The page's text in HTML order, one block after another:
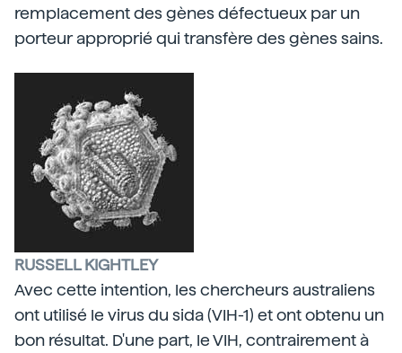
remplacement des gènes défectueux par un
porteur approprié qui transfère des gènes sains.
RUSSELL KIGHTLEY
Avec cette intention, les chercheurs australiens
ont utilisé le virus du sida (VIH-1) et ont obtenu un
bon résultat. D'une part, le VIH, contrairement à